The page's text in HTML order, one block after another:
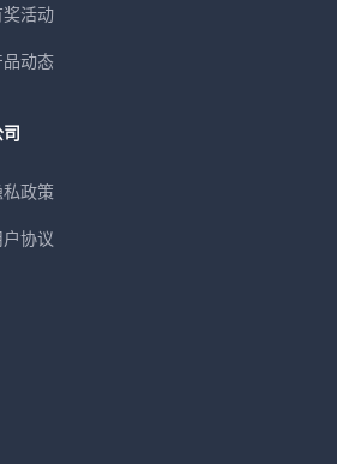
奖活动
品动态
私政策
户协议